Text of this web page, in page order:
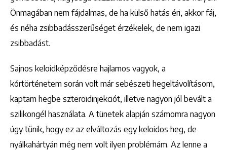
Önmagában nem fájdalmas, de ha külső hatás éri, akkor fáj,
és néha zsibbadásszerűséget érzékelek, de nem igazi
zsibbadást.
Sajnos keloidképződésre hajlamos vagyok, a
kórtörténetem során volt már sebészeti hegeltávolításom,
kaptam hegbe szteroidinjekciót, illetve nagyon jól bevált a
szilikongél használata. A tünetek alapján számomra nagyon
úgy tűnik, hogy ez az elváltozás egy keloidos heg, de
nyálkahártyán még nem volt ilyen problémám. Az lenne a